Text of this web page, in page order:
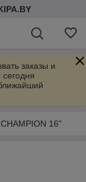
заказы и
16"